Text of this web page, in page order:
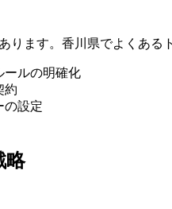
ります。香川県でよくある
ールの明確化
約
の設定
略